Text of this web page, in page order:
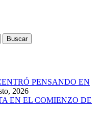
PENSANDO EN
2026
EN EL COMIENZO DE